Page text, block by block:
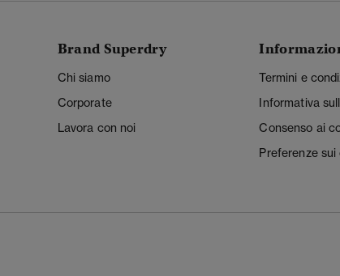
Brand Superdry
Chi siamo
Corporate
Lavora con noi
Termini e
Informativa
Consenso ai
Preferenze